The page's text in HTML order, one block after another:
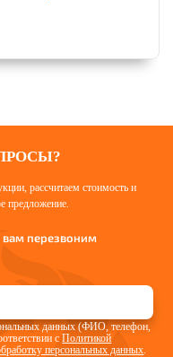
рассчитаем стоимость и
предложение.
вам перезвоним
данных (ФИО, телефон,
сПолитикой
персональных данных